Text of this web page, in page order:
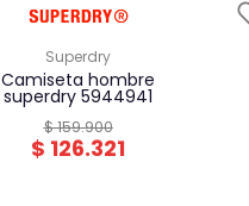
superdry
camiseta hombre
superdry 5944941
$159.900
$ 126.321